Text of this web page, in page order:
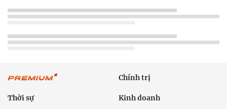
Chính trị
Thời sự Kinh doanh